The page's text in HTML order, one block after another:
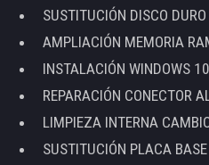
SUSTITUCIÓN DISCO
AMPLIACIÓN MEMORIA
INSTALACIÓN WINDOWS
REPARACIÓN CONECTOR
LIMPIEZA INTERNA
SUSTITUCIÓN PLACA